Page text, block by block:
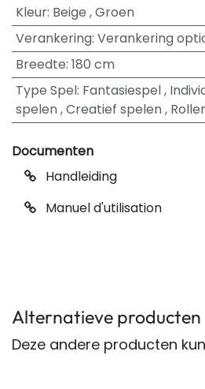
Kleur: Beige ,Groen
Verankering: Verankering
Breedte: 180 cm
Type Spel: Fantasiespel,
spelen,Creatief spelen,
Documenten
Handleiding
Manuel d'utilisation
Alternatieve producten
Deze andere producten